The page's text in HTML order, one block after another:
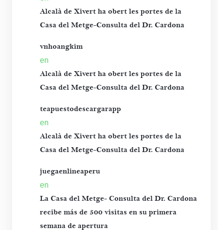
Alcalà de Xivert ha obert les portes de la
Casa del Metge-Consulta del Dr. Cardona
vnhoangkim
en
Alcalà de Xivert ha obert les portes de la
Casa del Metge-Consulta del Dr. Cardona
teapuestodescargarapp
en
Alcalà de Xivert ha obert les portes de la
Casa del Metge-Consulta del Dr. Cardona
juegaenlineaperu
en
La Casa del Metge- Consulta del Dr. Cardona
recibe más de 500 visitas en su primera
semana de apertura